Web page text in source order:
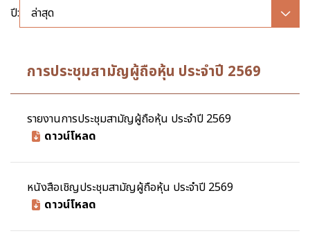
ปี: ล่าสุด
การประชุมสามัญผู้ถือหุ้น ประจำปี 2569
รายงานการประชุมสามัญผู้ถือหุ้น ประจำปี 2569
ดาวน์โหลด
หนังสือเชิญประชุมสามัญผู้ถือหุ้น ประจำปี 2569
ดาวน์โหลด